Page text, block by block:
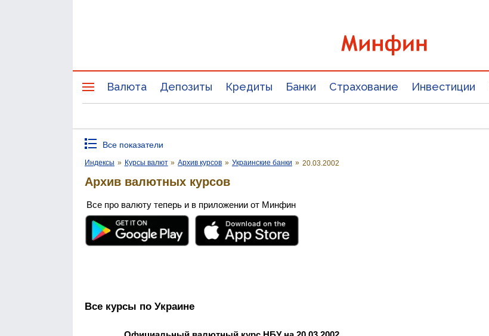
Валюта Депозиты Кредиты Банки Страхование Инвестиции
Все показатели
Индексы » Курсы валют » Архив курсов » Украинские банки » 20.03.2002
Архив валютных курсов
Все про валюту теперь и в приложении от Минфин
Все курсы по Украине